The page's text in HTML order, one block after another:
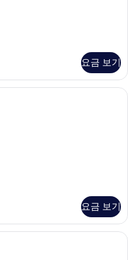
요금 보기
미니바, 객실 내 금고, 책상, 노트북 작
요금 보기
미니바, 객실 내 금고, 책상, 노트북 작